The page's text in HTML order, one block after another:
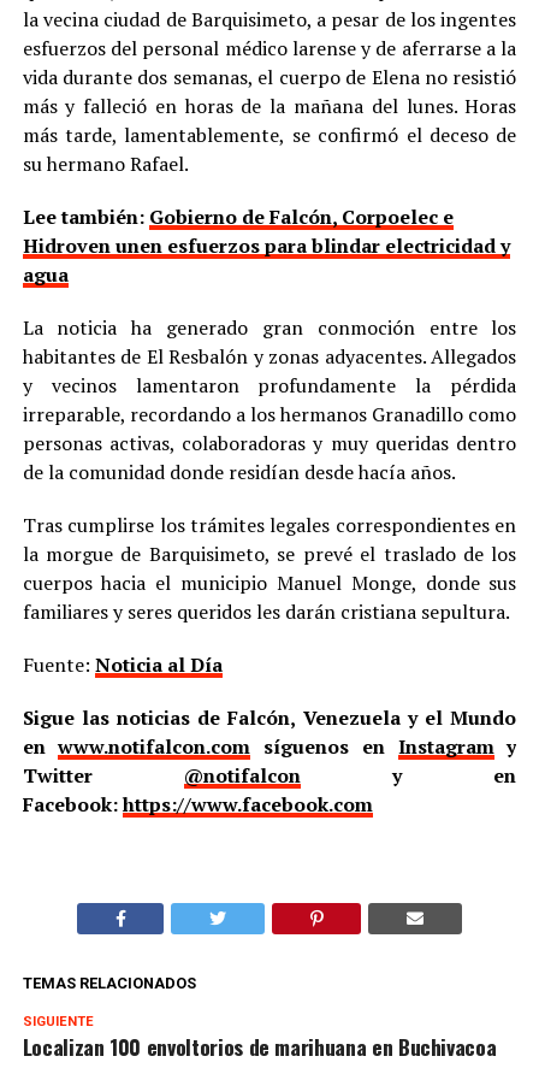
la vecina ciudad de Barquisimeto, a pesar de los ingentes
esfuerzos del personal médico larense y de aferrarse a la
vida durante dos semanas, el cuerpo de Elena no resistió
más y falleció en horas de la mañana del lunes. Horas
más tarde, lamentablemente, se confirmó el deceso de
su hermano Rafael.
Lee también: Gobierno de Falcón, Corpoelec e
Hidroven unen esfuerzos para blindar electricidad y
agua
La noticia ha generado gran conmoción entre los
habitantes de El Resbalón y zonas adyacentes. Allegados
y vecinos lamentaron profundamente la pérdida
irreparable, recordando a los hermanos Granadillo como
personas activas, colaboradoras y muy queridas dentro
de la comunidad donde residían desde hacía años.
Tras cumplirse los trámites legales correspondientes en
la morgue de Barquisimeto, se prevé el traslado de los
cuerpos hacia el municipio Manuel Monge, donde sus
familiares y seres queridos les darán cristiana sepultura.
Fuente: Noticia al Día
Sigue las noticias de Falcón, Venezuela y el Mundo
enwww.notifalcon.com síguenos en Instagramy
Twitter @notifalcony en
Facebook:https://www.facebook.com
TEMAS RELACIONADOS
SIGUIENTE
Localizan 100 envoltorios de marihuana en Buchivacoa